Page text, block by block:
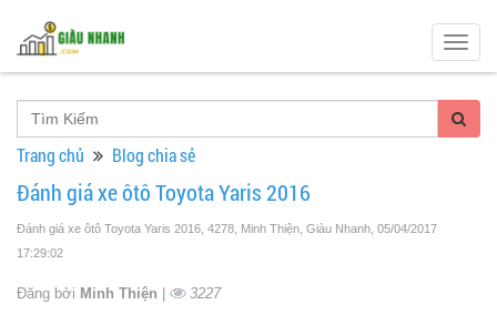
Trang chủ Blog chia sẻ
Đánh giá xe ôtô Toyota Yaris 2016
Đánh giá xe ôtô Toyota Yaris 2016, 4278, Minh Thiện, Giàu Nhanh , 05/04/2017
17:29:02
Đăng bởi Minh Thiện | 3227